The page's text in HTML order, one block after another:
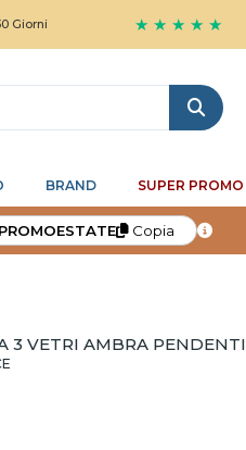
★ ★ ★ ★ ★
Cerca
BRAND SUPER PROMO
Copia
3 VETRI AMBRA PENDENTI